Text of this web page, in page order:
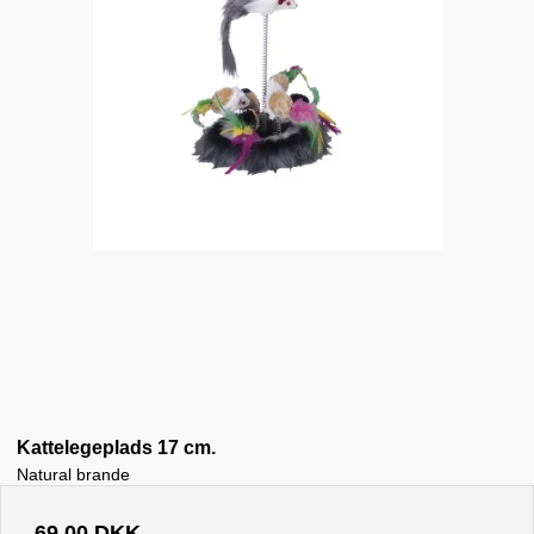
Kattelegeplads 17 cm.
Natural brande